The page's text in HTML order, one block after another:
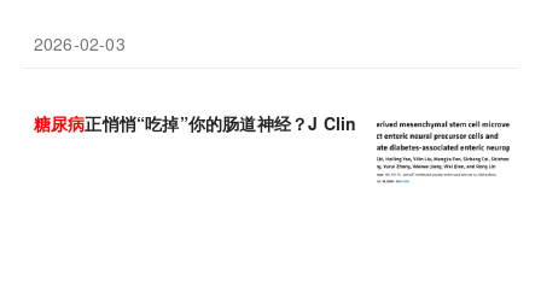
2026-02-03
糖尿病正悄悄“吃掉”你的肠道神经？J Clin Invest新研究带来修复